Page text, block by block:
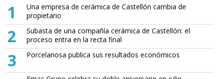
1
Una empresa de cerámica de Castellón cambia de
propietario
2
Subasta de una compañía cerámica de Castellón: el
proceso entra en la recta final
3 Porcelanosa publica sus resultados económicos